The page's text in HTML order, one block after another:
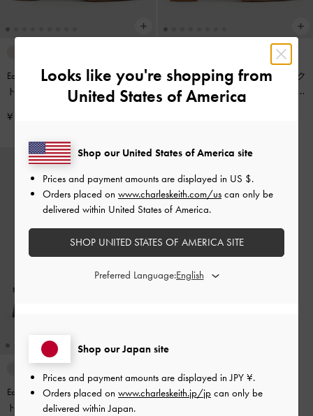
Easly イーズリー クロックエフェク
トカットアウトヒールサンダル
¥ 8,500
Easly イーズリー クロックエフェク
トカットアウトヒールサンダル
Easly イーズリー クロックエフェク
トカットアウトヒールサンダル
Looks like you're shopping from
United States of America
Shop our Japan site
Prices and payment amounts are displayed inJPY ¥.
Orders placed on www.charleskeith.jp/jp can only be
delivered within Japan.
Shop our United States of America site
Prices and payment amounts are displayed in US $.
Orders placed on www.charleskeith.com/us can only be
delivered within United States of America.
SHOP UNITED STATES OF AMERICA SITE
Preferred Language: